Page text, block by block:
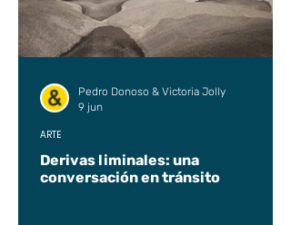
Derivas liminales: una
conversación en tránsito
ARTE
Pedro Donoso & Victoria Jolly
9 jun